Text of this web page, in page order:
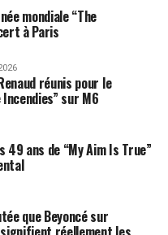
mondiale “The
à Paris
réunis pour le
sur M6
49 ans de “My Aim Is True”
que Beyoncé sur